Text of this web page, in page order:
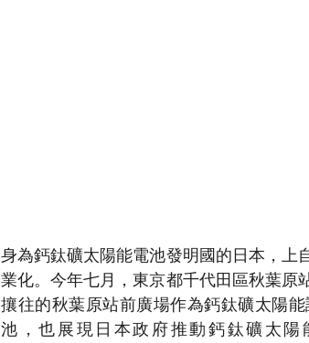
身為鈣鈦礦太陽能電池發明國的日本，上
業化。今年七月，東京都千代田區秋葉原
攘往的秋葉原站前廣場作為鈣鈦礦太陽
池，也展現日本政府推動鈣鈦礦太